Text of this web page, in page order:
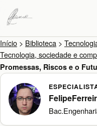
Início > Biblioteca >
Tecnologia, sociedade e
Promessas, Riscos e o